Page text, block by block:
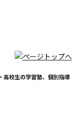
校生の学習塾、個別指導